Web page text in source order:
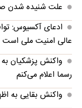
علت شنیده شدن
ادعای آکسیوس:
عالی امنیت ملی است
واکنش پزشکیان به
رسما اعلام می‌کنم
واکنش بقایی به